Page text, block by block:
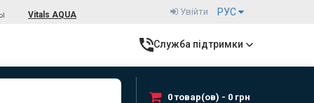
Vitals AQUA РУС
Увійти
Служба підтримки
0 товар(ов) - 0 грн